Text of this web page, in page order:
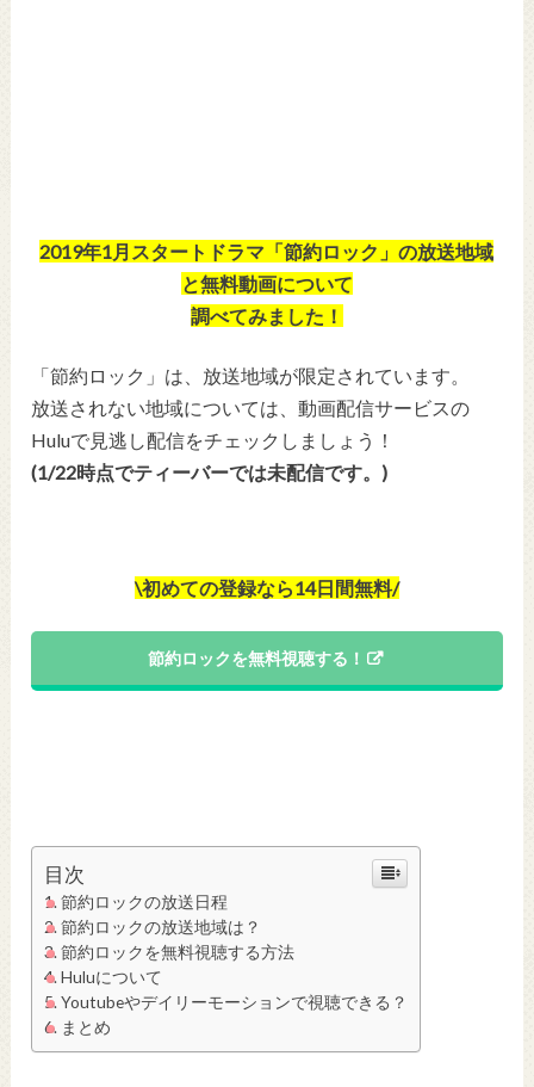
2019年1月スタートドラマ「節約ロック」の放送地域
と無料動画について
調べてみました！
「節約ロック」は、放送地域が限定されています。
放送されない地域については、動画配信サービスの
Huluで見逃し配信をチェックしましょう！
(1/22時点でティーバーでは未配信です。)
\初めての登録なら14日間無料/
節約ロックを無料視聴する！
目次
節約ロックの放送日程
節約ロックの放送地域は？
節約ロックを無料視聴する方法
Huluについて
Youtubeやデイリーモーションで視聴できる？
まとめ